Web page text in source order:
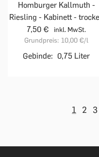
Homburger Kallmuth -
Riesling - Kabinett -
7,50 €
inkl. MwSt.
Grundpreis: 10,00 €/l
Gebinde: 0,75 Liter
1 2 3